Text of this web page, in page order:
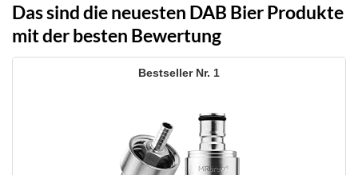
Das sind die neuesten DAB Bier Produkte
mit der besten Bewertung
1